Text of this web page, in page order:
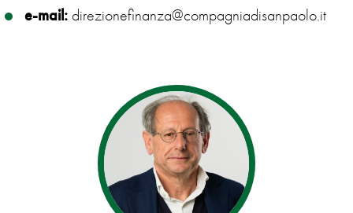
e-mail: direzionefinanza@compagniadisanpaolo.it